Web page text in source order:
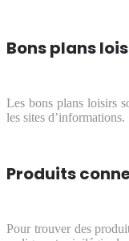
Bons plans
Les bons plans loisirs
les sites d’informations.
Produits
Pour trouver des